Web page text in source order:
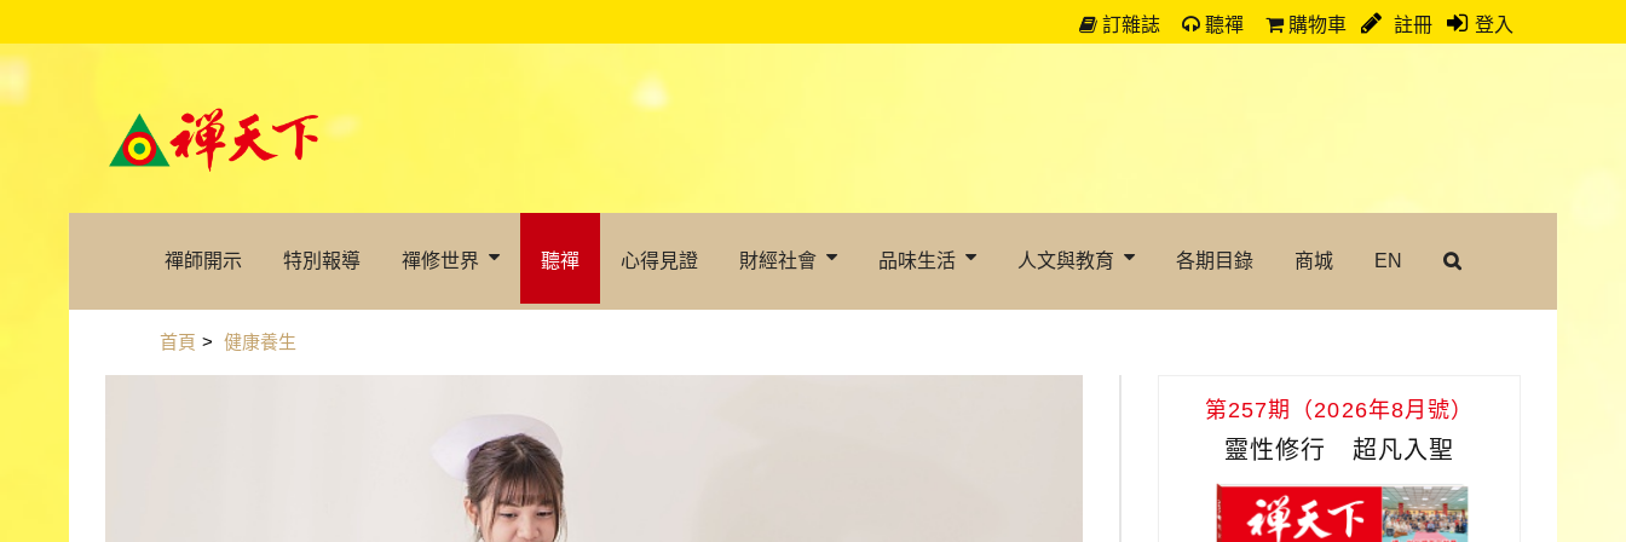
訂雜誌 聽禪 購物車 註冊 登入
禪師開示 特別報導 禪修世界 聽禪 心得見證 財經社會 品味生活 人文與教育 各期目錄 商城 EN
首頁 > 健康養生
第257期（2026年8月號）
靈性修行 超凡入聖